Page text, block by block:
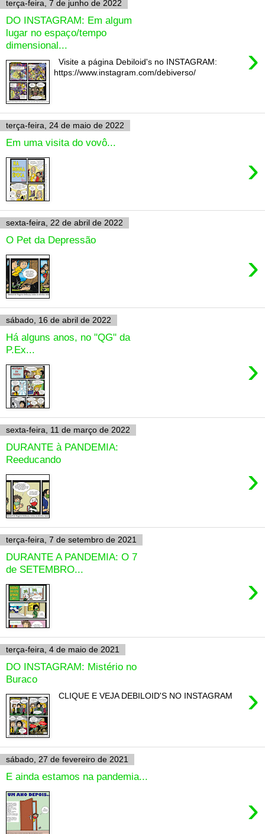
terça-feira, 7 de junho de 2022
DO INSTAGRAM: Em algum
lugar no espaço/tempo
dimensional...
›
Visite a página Debiloid's no INSTAGRAM:
https://www.instagram.com/debiverso/
terça-feira, 24 de maio de 2022
Em uma visita do vovô...
›
sexta-feira, 22 de abril de 2022
O Pet da Depressão
›
sábado, 16 de abril de 2022
Há alguns anos, no "QG" da
P.Ex...
›
sexta-feira, 11 de março de 2022
DURANTE à PANDEMIA:
Reeducando
›
terça-feira, 7 de setembro de 2021
DURANTE A PANDEMIA: O 7
de SETEMBRO...
›
terça-feira, 4 de maio de 2021
DO INSTAGRAM: Mistério no
Buraco
›
CLIQUE E VEJA DEBILOID'S NO INSTAGRAM
sábado, 27 de fevereiro de 2021
E ainda estamos na pandemia...
›